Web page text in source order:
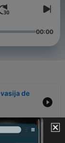
00:00
de